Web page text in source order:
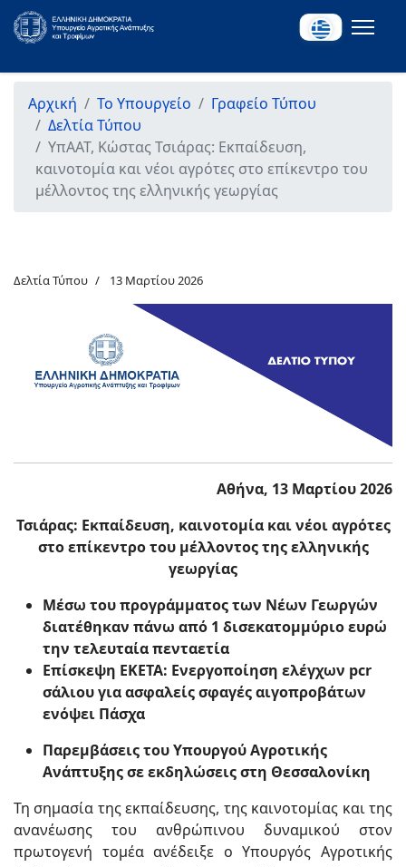
Αρχική Το Υπουργείο
Γραφείο Τύπου
Δελτία Τύπου
ΥπΑΑΤ, Κώστας Τσιάρας: Εκπαίδευση,
καινοτομία και νέοι αγρότες στο επίκεντρο του
μέλλοντος της ελληνικής γεωργίας
Δελτία Τύπου 13 Μαρτίου 2026
Αθήνα, 13 Μαρτίου 2026
Τσιάρας: Εκπαίδευση, καινοτομία και νέοι αγρότες
στο επίκεντρο του μέλλοντος της ελληνικής
γεωργίας
Μέσω του προγράμματος των Νέων Γεωργών
διατέθηκαν πάνω από 1 δισεκατομμύριο ευρώ
την τελευταία πενταετία
Επίσκεψη ΕΚΕΤΑ: Ενεργοποίηση ελέγχων pcr
σάλιου για ασφαλείς σφαγές αιγοπροβάτων
ενόψει Πάσχα
Παρεμβάσεις του Υπουργού Αγροτικής
Ανάπτυξης σε εκδηλώσεις στη Θεσσαλονίκη
Τη σημασία της εκπαίδευσης, της καινοτομίας και της
ανανέωσης του ανθρώπινου δυναμικού στον
πρωτογενή τομέα ανέδειξε ο Υπουργός Αγροτικής